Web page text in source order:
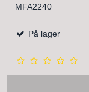
MFA2240
På lager